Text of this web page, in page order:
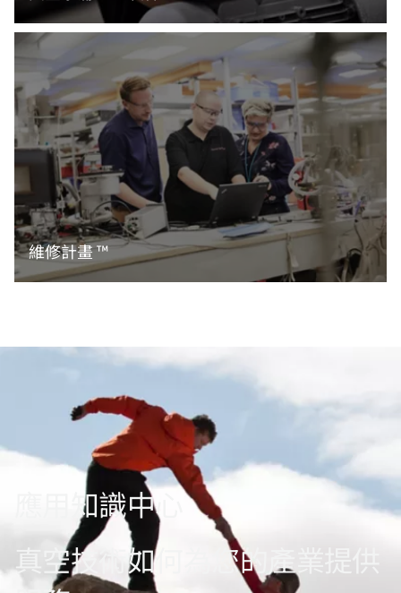
閱讀更多資訊
維修計畫 ™
應用知識中心
真空技術如何為您的產業提供